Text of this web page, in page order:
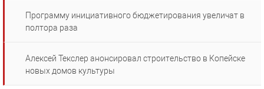
Программу инициативного бюджетирования увеличат в
полтора раза
Алексей Текслер анонсировал строительство в Копейске
новых домов культуры